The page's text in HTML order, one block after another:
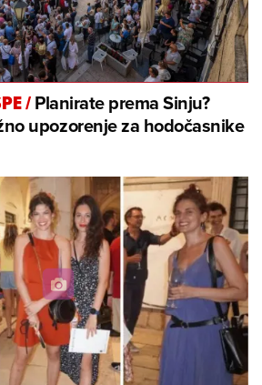
/Planirate prema Sinju?
upozorenje za hodočasnike